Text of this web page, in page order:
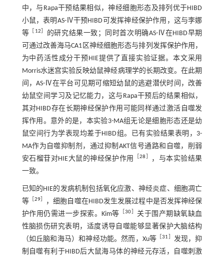
中，与Rapa干预结果相似，神经细胞形态及排列优于HIBD
小鼠，表明AS-Ⅳ干预HIBD可发挥神经保护作用，这与李娜
等
12
的研究结果一致；同时首次明确AS-Ⅳ在HIBD早期
可通过改善海马CA1区神经细胞形态与排列发挥保护作用，
为中药活性成分干预HIE提供了直接实验证据。本文采用
Morris水迷宫实验反映幼鼠神经病理学的长期改变。在此期
间，AS-Ⅳ在平台可见期可缩短幼鼠的逃避潜伏时间，改善
幼鼠空间学习及记忆能力，这与Rapa干预后的结果相似，
其对HIBD存在长期神经保护作用可能同样通过激活自噬发
挥作用。意外的是，本实验3-MA组无论是细胞形态还是幼
鼠空间行为学表现均差于HIBD组。已有实验结果表明，3-
MA作为自噬抑制剂，通过抑制AKT信号通路和自噬，削弱
安石榴苷对HIE大鼠的神经保护作用
［28
，与本实验结果
一致。
已知的HIE的发病机制包括氧化应激、神经炎症、细胞凋亡
等［ 29］
，细胞自噬在HIBD发生发展过程中是否发挥神经保
护作用仍需进一步探索。Kim等 ［30
关于围产期缺氧缺血
性脑损伤研究表明，适度诱导自噬能够显著保护大脑结构
（如丘脑和海马）和神经功能。然而，Xu等 ［31
发现，抑
制自噬有利于HIBD后大鼠海马体的神经元存活，自噬刺激